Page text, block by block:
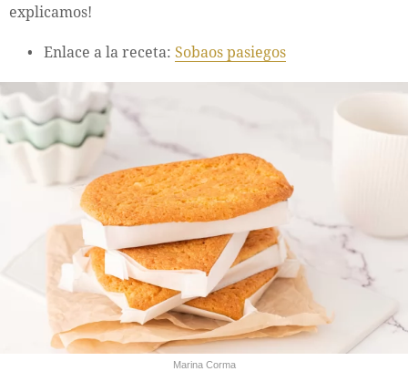
explicamos!
Enlace a la receta: Sobaos pasiegos
Marina Corma